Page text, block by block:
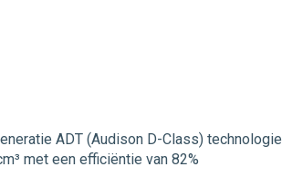
ADT (Audison D-Class) technologie
met een efficiëntie van 82%